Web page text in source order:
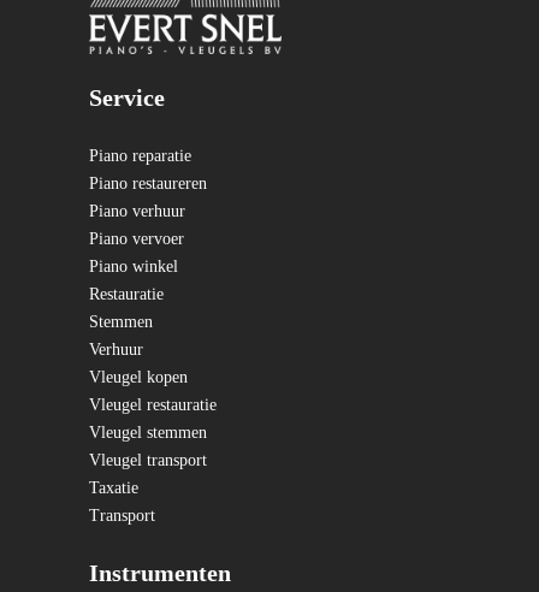
Service
Piano reparatie
Piano restaureren
Piano verhuur
Piano vervoer
Piano winkel
Restauratie
Stemmen
Verhuur
Vleugel kopen
Vleugel restauratie
Vleugel stemmen
Vleugel transport
Taxatie
Transport
Instrumenten